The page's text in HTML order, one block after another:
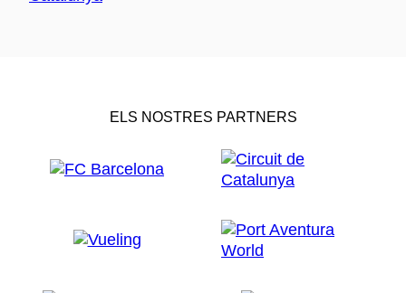
ELS NOSTRES PARTNERS